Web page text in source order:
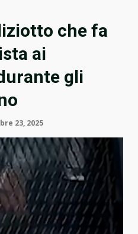
che fa
ai
gli
23, 2025